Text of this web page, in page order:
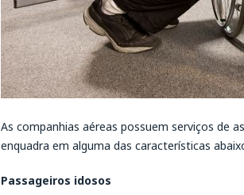
As companhias aéreas possuem serviços de
enquadra em alguma das características
Passageiros idosos